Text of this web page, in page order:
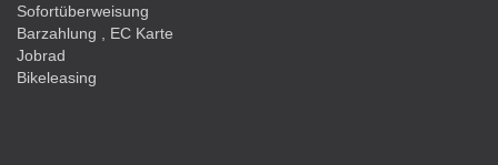
Sofortüberweisung
Barzahlung , EC Karte
Jobrad
Bikeleasing